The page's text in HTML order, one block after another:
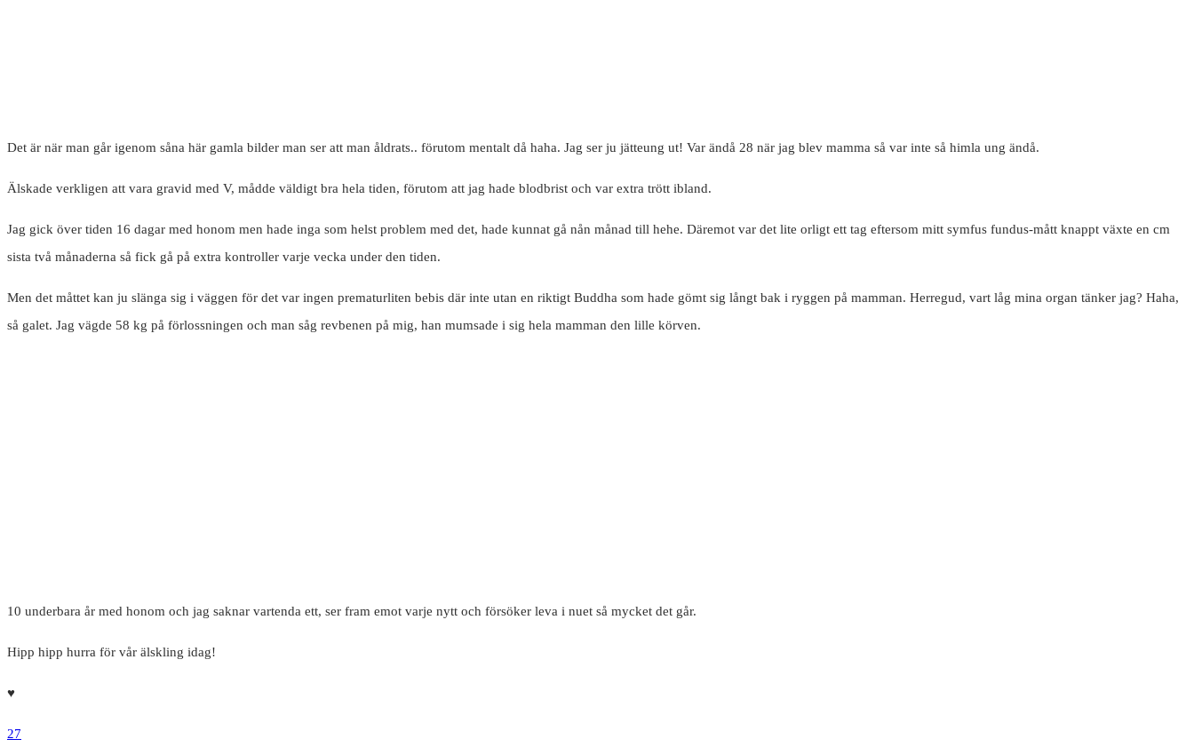
Det är när man går igenom såna här gamla bilder man ser att man åldrats.. förutom mentalt då haha. Jag ser ju jätteung ut! Var ändå 28 när jag blev mamma så var inte så himla ung ändå.
Älskade verkligen att vara gravid med V, mådde väldigt bra hela tiden, förutom att jag hade blodbrist och var extra trött ibland.
Jag gick över tiden 16 dagar med honom men hade inga som helst problem med det, hade kunnat gå nån månad till hehe. Däremot var det lite orligt ett tag eftersom mitt symfus fundus-mått knappt växte en cm
sista två månaderna så fick gå på extra kontroller varje vecka under den tiden.
Men det måttet kan ju slänga sig i väggen för det var ingen prematurliten bebis där inte utan en riktigt Buddha som hade gömt sig långt bak i ryggen på mamman. Herregud, vart låg mina organ tänker jag? Haha,
så galet. Jag vägde 58 kg på förlossningen och man såg revbenen på mig, han mumsade i sig hela mamman den lille körven.
10 underbara år med honom och jag saknar vartenda ett, ser fram emot varje nytt och försöker leva i nuet så mycket det går.
Hipp hipp hurra för vår älskling idag!
♥️
27